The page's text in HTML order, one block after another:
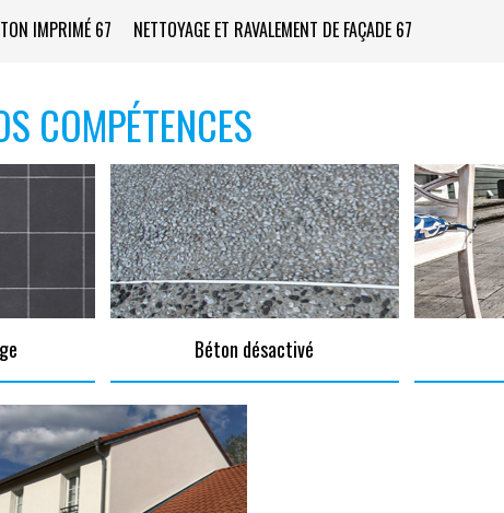
IMPRIMÉ 67 NETTOYAGE ET RAVALEMENT DE FAÇADE 67
COMPÉTENCES
Béton désactivé